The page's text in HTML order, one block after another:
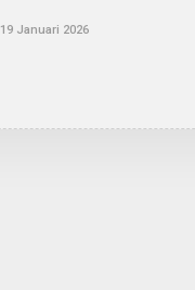
19 Januari 2026